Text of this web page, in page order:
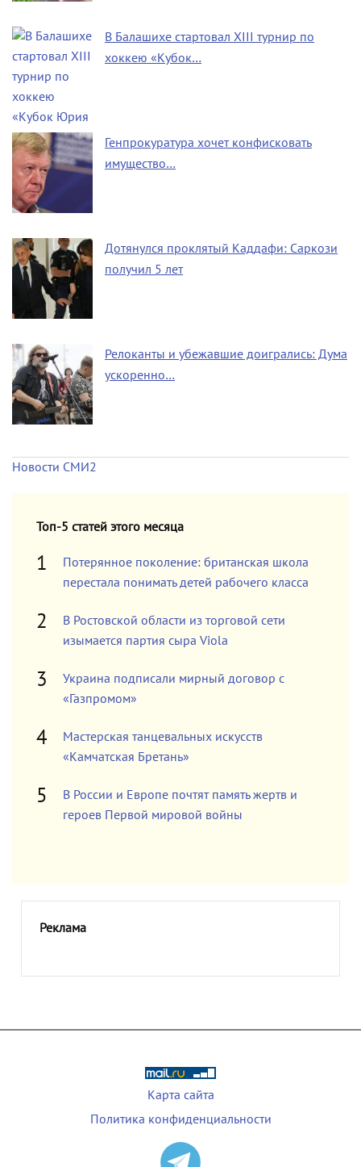
В Балашихе стартовал XIII турнир по
хоккею «Кубок…
Генпрокуратура хочет конфисковать
имущество…
Дотянулся проклятый Каддафи: Саркози
получил 5 лет
Релоканты и убежавшие доигрались: Дума
ускоренно…
Новости СМИ2
Топ-5 статей этого месяца
Потерянное поколение: британская школа
перестала понимать детей рабочего класса
В Ростовской области из торговой сети
изымается партия сыра Viola
Украина подписали мирный договор с
«Газпромом»
Мастерская танцевальных искусств
«Камчатская Бретань»
В России и Европе почтят память жертв и
героев Первой мировой войны
Реклама
Карта сайта
Политика конфиденциальности